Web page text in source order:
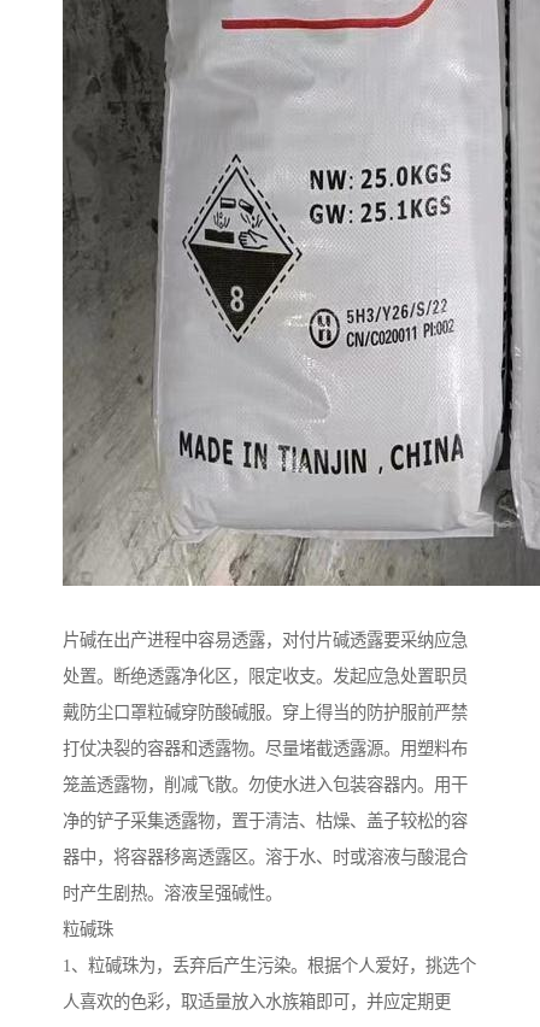
片碱在出产进程中容易透露，对付片碱透露要采纳应急
处置。断绝透露净化区，限定收支。发起应急处置职员
戴防尘口罩粒碱穿防酸碱服。穿上得当的防护服前严禁
打仗决裂的容器和透露物。尽量堵截透露源。用塑料布
笼盖透露物，削减飞散。勿使水进入包装容器内。用干
净的铲子采集透露物，置于清洁、枯燥、盖子较松的容
器中，将容器移离透露区。溶于水、时或溶液与酸混合
时产生剧热。溶液呈强碱性。
粒碱珠
1、粒碱珠为，丢弃后产生污染。根据个人爱好，挑选个
人喜欢的色彩，取适量放入水族箱即可，并应定期更